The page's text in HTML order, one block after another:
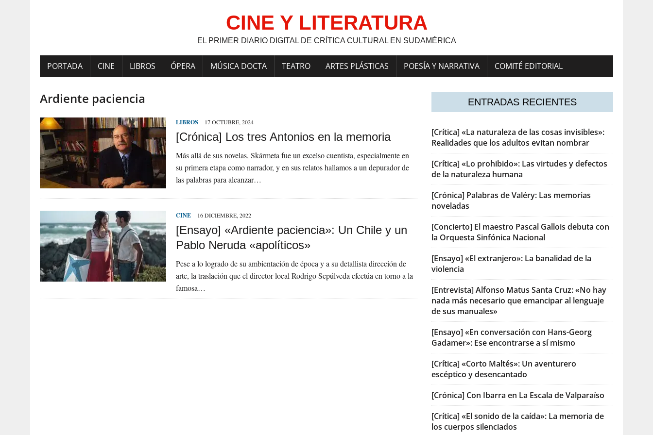
CINE Y LITERATURA
EL PRIMER DIARIO DIGITAL DE CRÍTICA CULTURAL EN SUDAMÉRICA
PORTADA CINE LIBROS ÓPERA MÚSICA DOCTA TEATRO ARTES PLÁSTICAS POESÍA Y NARRATIVA COMITÉ EDITORIAL
Ardiente paciencia
LIBROS 17 OCTUBRE, 2024
[Crónica] Los tres Antonios en la memoria
Más allá de sus novelas, Skármeta fue un excelso cuentista, especialmente en
su primera etapa como narrador, y en sus relatos hallamos a un depurador de
las palabras para alcanzar…
CINE 16 DICIEMBRE, 2022
[Ensayo] «Ardiente paciencia»: Un Chile y un
Pablo Neruda «apolíticos»
Pese a lo logrado de su ambientación de época y a su detallista dirección de
arte, la traslación que el director local Rodrigo Sepúlveda efectúa en torno a la
famosa…
ENTRADAS RECIENTES
[Crítica] «La naturaleza de las cosas invisibles»:
Realidades que los adultos evitan nombrar
[Crítica] «Lo prohibido»: Las virtudes y defectos
de la naturaleza humana
[Crónica] Palabras de Valéry: Las memorias
noveladas
[Concierto] El maestro Pascal Gallois debuta con
la Orquesta Sinfónica Nacional
[Ensayo] «El extranjero»: La banalidad de la
violencia
[Entrevista] Alfonso Matus Santa Cruz: «No hay
nada más necesario que emancipar al lenguaje
de sus manuales»
[Ensayo] «En conversación con Hans-Georg
Gadamer»: Ese encontrarse a sí mismo
[Crítica] «Corto Maltés»: Un aventurero
escéptico y desencantado
[Crónica] Con Ibarra en La Escala de Valparaíso
[Crítica] «El sonido de la caída»: La memoria de
los cuerpos silenciados